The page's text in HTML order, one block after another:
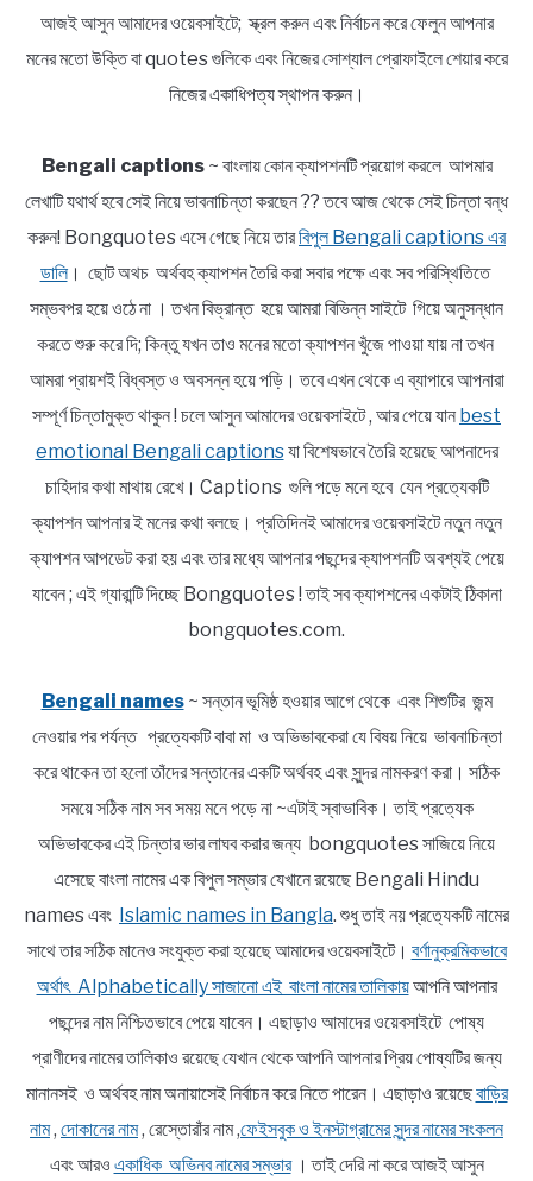
আজই আসুন আমাদের ওয়েবসাইটে; স্ক্রল করুন এবং নির্বাচন করে ফেলুন আপনার
মনের মতো উক্তি বা quotes গুলিকে এবং নিজের সোশ্যাল প্রোফাইলে শেয়ার করে
নিজের একাধিপত্য স্থাপন করুন।
Bengali captions~ বাংলায় কোন ক্যাপশনটি প্রয়োগ করলে আপমার
লেখাটি যথার্থ হবে সেই নিয়ে ভাবনাচিন্তা করছেন ?? তবে আজ থেকে সেই চিন্তা বন্ধ
করুন! Bongquotes এসে গেছে নিয়ে তারবিপুল Bengali captions এর
ডালি। ছোট অথচ অর্থবহ ক্যাপশন তৈরি করা সবার পক্ষে এবং সব পরিস্থিতিতে
সম্ভবপর হয়ে ওঠে না । তখন বিভ্রান্ত হয়ে আমরা বিভিন্ন সাইটে গিয়ে অনুসন্ধান
করতে শুরু করে দি; কিন্তু যখন তাও মনের মতো ক্যাপশন খুঁজে পাওয়া যায় না তখন
আমরা প্রায়শই বিধ্বস্ত ও অবসন্ন হয়ে পড়ি। তবে এখন থেকে এ ব্যাপারে আপনারা
সম্পূর্ণ চিন্তামুক্ত থাকুন ! চলে আসুন আমাদের ওয়েবসাইটে , আর পেয়ে যান best
emotional Bengali captionsযা বিশেষভাবে তৈরি হয়েছে আপনাদের
চাহিদার কথা মাথায় রেখে। Captions গুলি পড়ে মনে হবে যেন প্রত্যেকটি
ক্যাপশন আপনার ই মনের কথা বলছে। প্রতিদিনই আমাদের ওয়েবসাইটে নতুন নতুন
ক্যাপশন আপডেট করা হয় এবং তার মধ্যে আপনার পছন্দের ক্যাপশনটি অবশ্যই পেয়ে
যাবেন ; এই গ্যারান্টি দিচ্ছে Bongquotes ! তাই সব ক্যাপশনের একটাই ঠিকানা
bongquotes.com.
Bengali names~ সন্তান ভূমিষ্ঠ হওয়ার আগে থেকে এবং শিশুটির জন্ম
নেওয়ার পর পর্যন্ত প্রত্যেকটি বাবা মা ও অভিভাবকেরা যে বিষয় নিয়ে ভাবনাচিন্তা
করে থাকেন তা হলো তাঁদের সন্তানের একটি অর্থবহ এবং সুন্দর নামকরণ করা। সঠিক
সময়ে সঠিক নাম সব সময় মনে পড়ে না ~এটাই স্বাভাবিক। তাই প্রত্যেক
অভিভাবকের এই চিন্তার ভার লাঘব করার জন্য bongquotes সাজিয়ে নিয়ে
এসেছে বাংলা নামের এক বিপুল সম্ভার যেখানে রয়েছে Bengali Hindu
names এবং Islamic names in Bangla. শুধু তাই নয় প্রত্যেকটি নামের
সাথে তার সঠিক মানেও সংযুক্ত করা হয়েছে আমাদের ওয়েবসাইটে। বর্ণানুক্রমিকভাবে
অর্থাৎ Alphabetically সাজানো এই বাংলা নামের তালিকায়আপনি আপনার
পছন্দের নাম নিশ্চিতভাবে পেয়ে যাবেন। এছাড়াও আমাদের ওয়েবসাইটে পোষ্য
প্রাণীদের নামের তালিকাও রয়েছে যেখান থেকে আপনি আপনার প্রিয় পোষ্যটির জন্য
মানানসই ও অর্থবহ নাম অনায়াসেই নির্বাচন করে নিতে পারেন। এছাড়াও রয়েছেবাড়ির
নাম, দোকানের নাম, রেস্তোরাঁর নাম ,ফেইসবুক ও ইনস্টাগ্রামের সুন্দর নামের সংকলন
এবং আরও একাধিক অভিনব নামের সম্ভার। তাই দেরি না করে আজই আসুন